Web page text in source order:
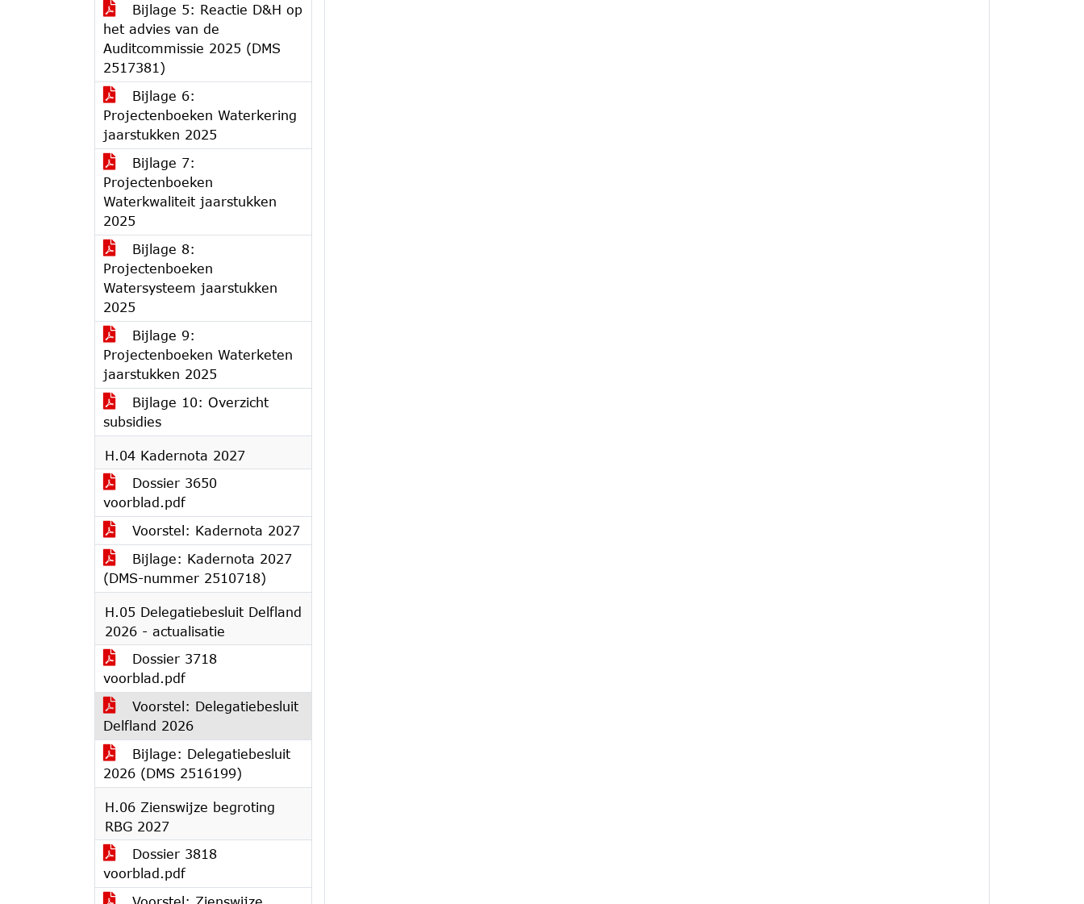
Bijlage 5: Reactie D&H op
het advies van de
Auditcommissie 2025 (DMS
2517381)
Bijlage 6:
Projectenboeken Waterkering
jaarstukken 2025
Bijlage 7:
Projectenboeken
Waterkwaliteit jaarstukken
2025
Bijlage 8:
Projectenboeken
Watersysteem jaarstukken
2025
Bijlage 9:
Projectenboeken Waterketen
jaarstukken 2025
Bijlage 10: Overzicht
subsidies
H.04 Kadernota 2027
Dossier 3650
voorblad.pdf
Voorstel: Kadernota 2027
Bijlage: Kadernota 2027
(DMS-nummer 2510718)
H.05 Delegatiebesluit Delfland
2026 - actualisatie
Dossier 3718
voorblad.pdf
Voorstel: Delegatiebesluit
Delfland 2026
Bijlage: Delegatiebesluit
2026 (DMS 2516199)
H.06 Zienswijze begroting
RBG 2027
Dossier 3818
voorblad.pdf